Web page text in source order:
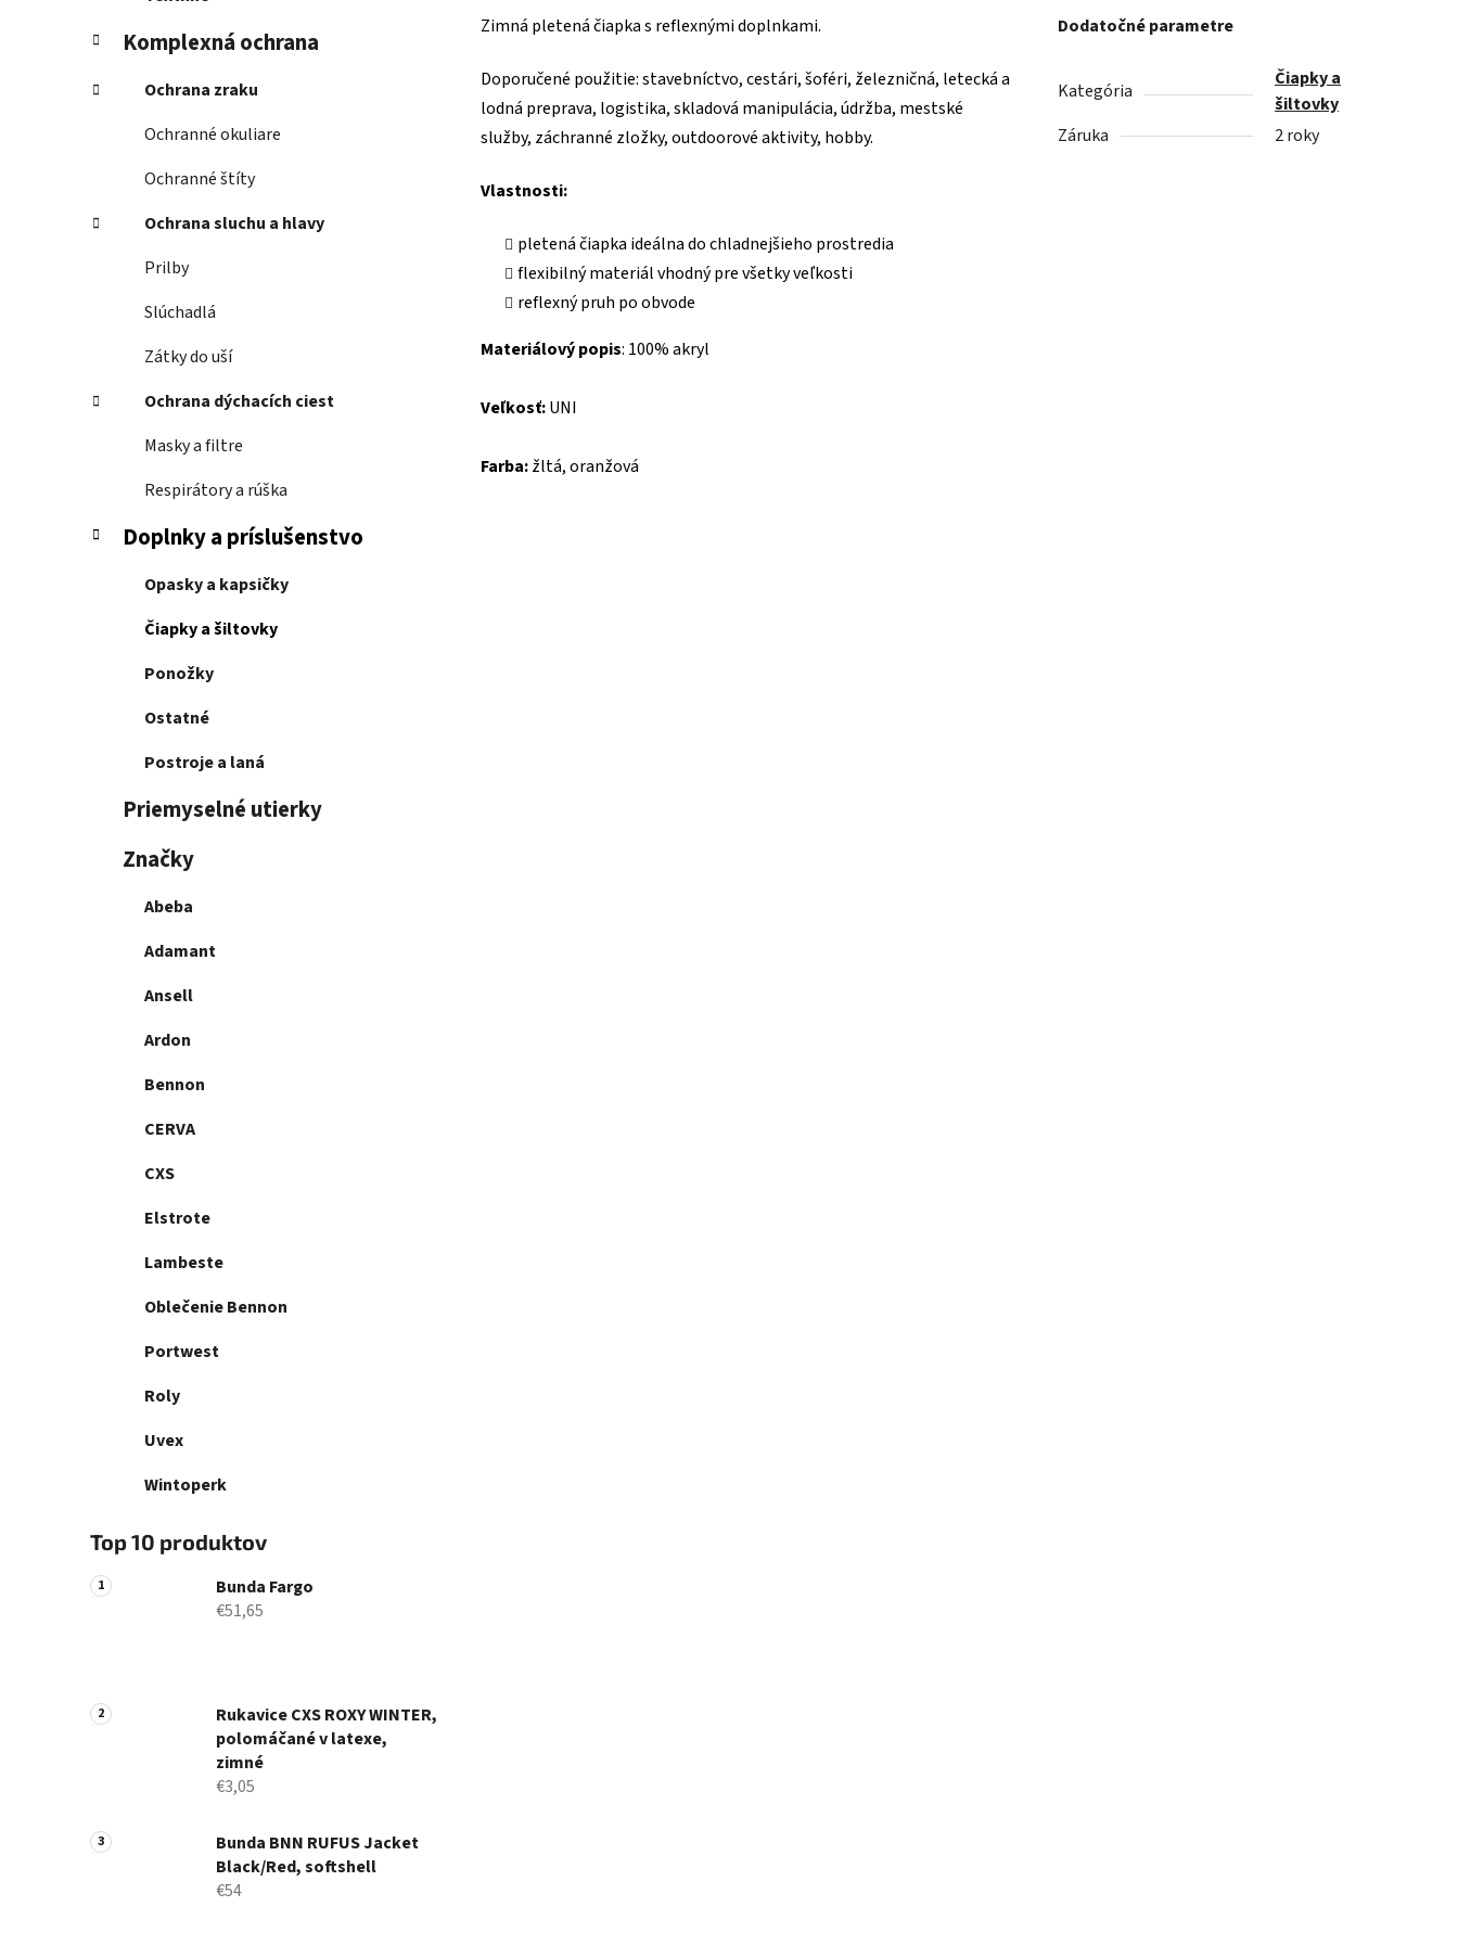
Komplexná ochrana
Ochrana zraku
Ochranné okuliare
Ochranné štíty
Ochrana sluchu a hlavy
Prilby
Slúchadlá
Zátky do uší
Ochrana dýchacích ciest
Masky a filtre
Respirátory a rúška
Doplnky a príslušenstvo
Opasky a kapsičky
Čiapky a šiltovky
Ponožky
Ostatné
Postroje a laná
Priemyselné utierky
Značky
Abeba
Adamant
Ansell
Ardon
Bennon
CERVA
CXS
Elstrote
Lambeste
Oblečenie Bennon
Portwest
Roly
Uvex
Wintoperk
Top 10 produktov
Bunda Fargo
€51,65
Rukavice CXS ROXY WINTER,
polomáčané v latexe,
zimné
€3,05
Bunda BNN RUFUS Jacket
Black/Red, softshell
€54
Zimná pletená čiapka s reflexnými doplnkami.
Doporučené použitie: stavebníctvo, cestári, šoféri, železničná, letecká a
lodná preprava, logistika, skladová manipulácia, údržba, mestské
služby, záchranné zložky, outdoorové aktivity, hobby.
Vlastnosti:
pletená čiapka ideálna do chladnejšieho prostredia
flexibilný materiál vhodný pre všetky veľkosti
reflexný pruh po obvode
Materiálový popis: 100% akryl
Veľkosť:UNI
Farba:žltá, oranžová
Dodatočné parametre
Kategória
Čiapky a
šiltovky
Záruka
2 roky